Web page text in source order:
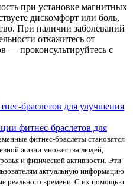
при установке магнитных
дискомфорт или боль,
При наличии заболеваний
откажитесь от
— проконсультируйтесь с
фитнес-браслетов для
фитнес-браслеты становятся
жизни множества людей,
и физической активности. Эти
актуальную информацию
реального времени. С их помощью